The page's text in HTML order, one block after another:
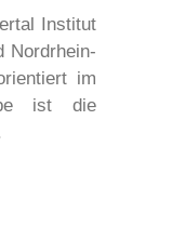
Institut
Nordrhein-
im
ist die